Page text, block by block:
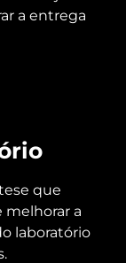
a entrega
que
melhorar a
laboratório